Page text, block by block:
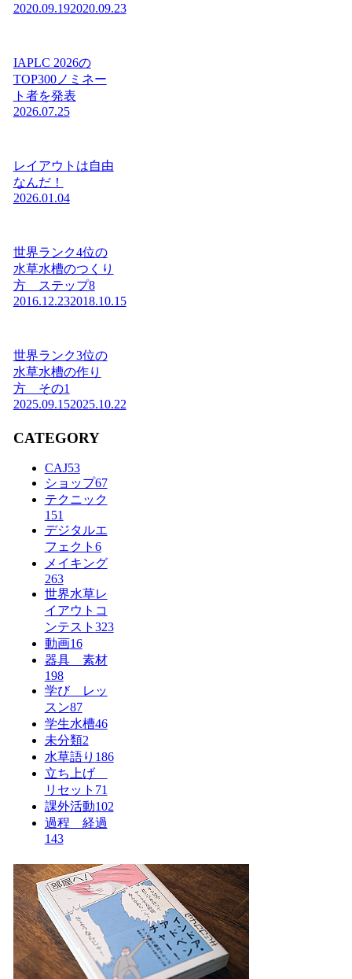
2020.09.192020.09.23
IAPLC 2026の
TOP300ノミネー
ト者を発表
2026.07.25
レイアウトは自由
なんだ！
2026.01.04
世界ランク4位の
水草水槽のつくり
方 ステップ8
2016.12.232018.10.15
世界ランク3位の
水草水槽の作り
方 その1
2025.09.152025.10.22
CATEGORY
CAJ53
ショップ67
テクニック
151
デジタルエ
フェクト 6
メイキング
263
世界水草レ
イアウトコ
ンテスト 323
動画16
器具 素材
198
学び レッ
スン87
学生水槽46
未分類2
水草語り 186
立ち上げ
リセット 71
課外活動102
過程 経過
143